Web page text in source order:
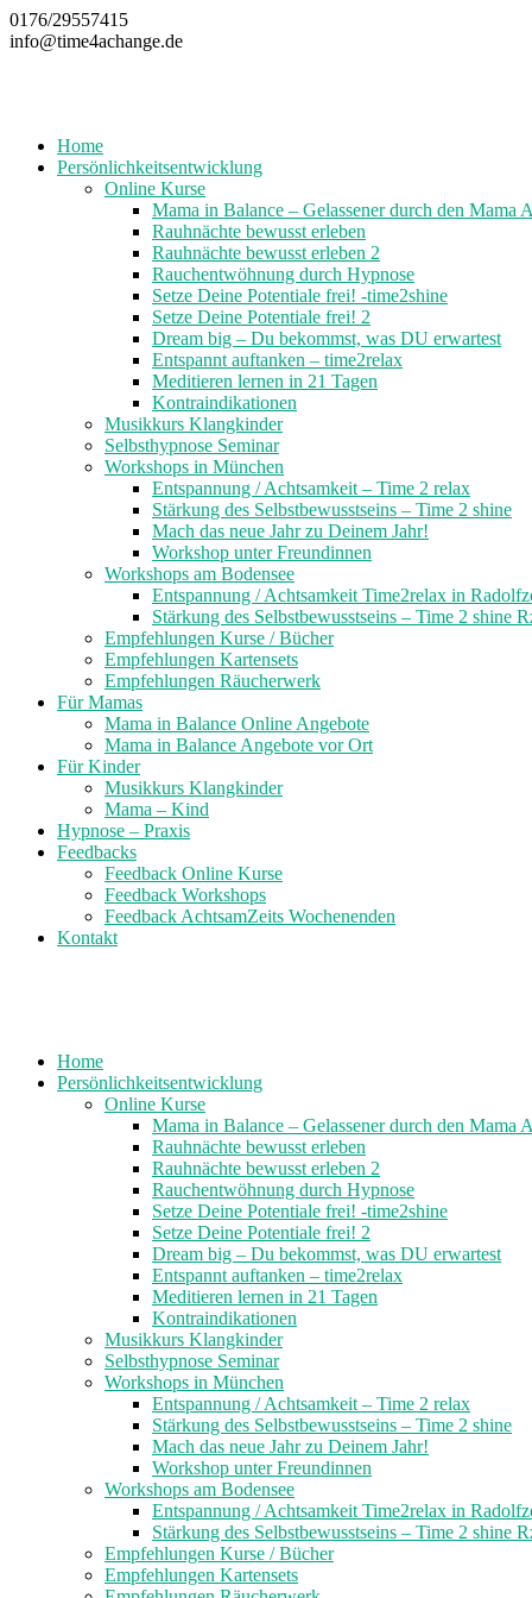
Zum
Inhalt
0176/29557415
info@time4achange.de
Home
Persönlichkeitsentwicklung
Online Kurse
Mama in Balance – Gelassener durch den Mama
Rauhnächte bewusst erleben
Rauhnächte bewusst erleben 2
Rauchentwöhnung durch Hypnose
Setze Deine Potentiale frei! -time2shine
Setze Deine Potentiale frei! 2
Dream big – Du bekommst, was DU erwartest
Entspannt auftanken – time2relax
Meditieren lernen in 21 Tagen
Kontraindikationen
Musikkurs Klangkinder
Selbsthypnose Seminar
Workshops in München
Entspannung / Achtsamkeit – Time 2 relax
Stärkung des Selbstbewusstseins – Time 2 shine
Mach das neue Jahr zu Deinem Jahr!
Workshop unter Freundinnen
Workshops am Bodensee
Entspannung / Achtsamkeit Time2relax in
Stärkung des Selbstbewusstseins – Time 2 shine
Empfehlungen Kurse / Bücher
Empfehlungen Kartensets
Empfehlungen Räucherwerk
Für Mamas
Mama in Balance Online Angebote
Mama in Balance Angebote vor Ort
Für Kinder
Musikkurs Klangkinder
Mama – Kind
Hypnose – Praxis
Feedbacks
Feedback Online Kurse
Feedback Workshops
Feedback AchtsamZeits Wochenenden
Kontakt
Home
Persönlichkeitsentwicklung
Online Kurse
Mama in Balance – Gelassener durch den Mama
Rauhnächte bewusst erleben
Rauhnächte bewusst erleben 2
Rauchentwöhnung durch Hypnose
Setze Deine Potentiale frei! -time2shine
Setze Deine Potentiale frei! 2
Dream big – Du bekommst, was DU erwartest
Entspannt auftanken – time2relax
Meditieren lernen in 21 Tagen
Kontraindikationen
Musikkurs Klangkinder
Selbsthypnose Seminar
Workshops in München
Entspannung / Achtsamkeit – Time 2 relax
Stärkung des Selbstbewusstseins – Time 2 shine
Mach das neue Jahr zu Deinem Jahr!
Workshop unter Freundinnen
Workshops am Bodensee
Entspannung / Achtsamkeit Time2relax in
Stärkung des Selbstbewusstseins – Time 2 shine
Empfehlungen Kurse / Bücher
Empfehlungen Kartensets